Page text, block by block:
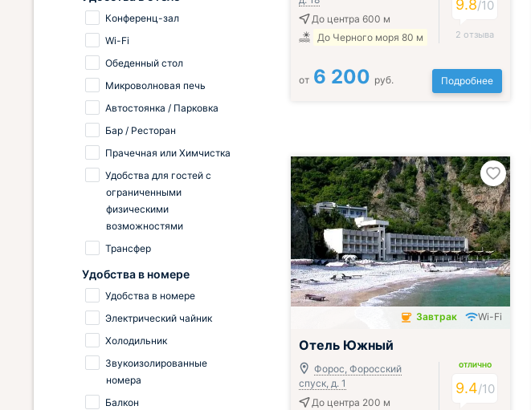
До центра 600 м
До Черного моря 80 м
9.8/10
2 отзыва
от 6 200 руб. Подробнее
Завтрак включён
Завтрак Wi-Fi
Отель Южный
Форос, Форосский
спуск, д. 1
До центра 200 м
ОТЛИЧНО
9.4/10
Конференц-зал
Wi-Fi
Обеденный стол
Микроволновая печь
Автостоянка / Парковка
Бар / Ресторан
Прачечная или Химчистка
Удобства для гостей с
ограниченными
физическими
возможностями
Трансфер
Удобства в номере
Удобства в номере
Электрический чайник
Холодильник
Звукоизолированные
номера
Балкон